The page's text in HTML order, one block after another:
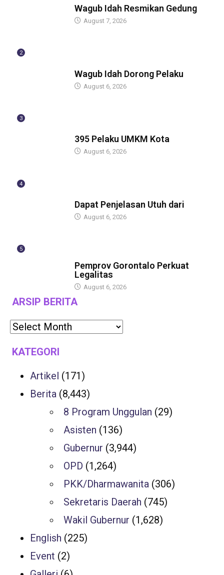
Wagub Idah Resmikan Gedung
August 7, 2026
2
Wagub Idah Dorong Pelaku
August 6, 2026
3
395 Pelaku UMKM Kota
August 6, 2026
4
Dapat Penjelasan Utuh dari
August 6, 2026
5
Pemprov Gorontalo Perkuat
Legalitas
August 6, 2026
ARSIP BERITA
KATEGORI
Artikel (171)
Berita (8,443)
8 Program Unggulan (29)
Asisten (136)
Gubernur (3,944)
OPD (1,264)
PKK/Dharmawanita (306)
Sekretaris Daerah (745)
Wakil Gubernur (1,628)
English (225)
Event (2)